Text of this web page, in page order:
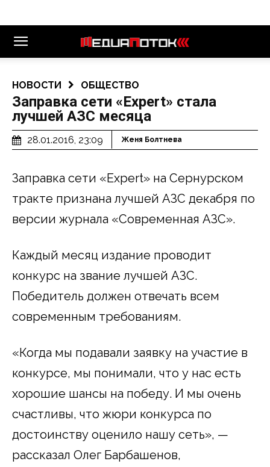
НОВОСТИ ОБЩЕСТВО
Заправка сети «Expert» стала
лучшей АЗС месяца
28.01.2016, 23:09 Женя Болтнева
Заправка сети «Expert» на Сернурском
тракте признана лучшей АЗС декабря по
версии журнала «Современная АЗС».
Каждый месяц издание проводит
конкурс на звание лучшей АЗС.
Победитель должен отвечать всем
современным требованиям.
«Когда мы подавали заявку на участие в
конкурсе, мы понимали, что у нас есть
хорошие шансы на победу. И мы очень
счастливы, что жюри конкурса по
достоинству оценило нашу сеть», —
рассказал Олег Барбашенов,